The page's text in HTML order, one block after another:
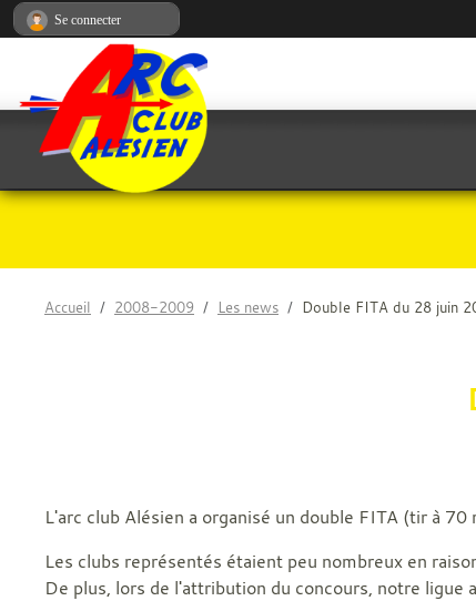
Accueil 2008-2009 Les news Double FITA du 28 juin
L'arc club Alésien a organisé un double FITA (tir à 70
Les clubs représentés étaient peu nombreux en
De plus, lors de l'attribution du concours, notre
Se connecter
Panneau de gestion des cookies